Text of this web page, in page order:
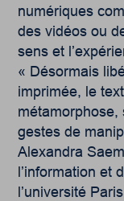
numériques
des vidéos ou
sens et
« Désormais
imprimée, le
métamorphose,
gestes de
Alexandra
l’information et
l’université